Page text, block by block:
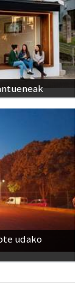
udako